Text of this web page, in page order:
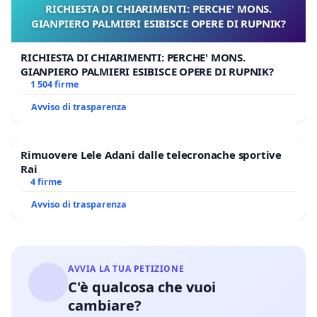
RICHIESTA DI CHIARIMENTI: PERCHE' MONS.
GIANPIERO PALMIERI ESIBISCE OPERE DI RUPNIK?
RICHIESTA DI CHIARIMENTI: PERCHE' MONS.
GIANPIERO PALMIERI ESIBISCE OPERE DI RUPNIK?
1 504 firme
Avviso di trasparenza
Rimuovere Lele Adani dalle telecronache sportive
Rai
4 firme
Avviso di trasparenza
AVVIA LA TUA PETIZIONE
C'è qualcosa che vuoi
cambiare?